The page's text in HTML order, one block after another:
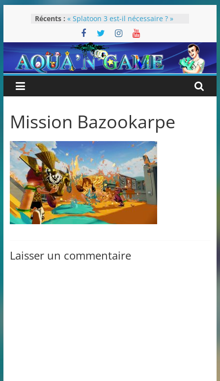
Récents : « Splatoon 3 est-il nécessaire ? »
« Dans les coulisses des JV Harry
Potter »
Pokémon Écarlate : ceci est une
révolution (ou pas) !
Attentes 2023
Rétrospective 2022
Mission Bazookarpe
Laisser un commentaire